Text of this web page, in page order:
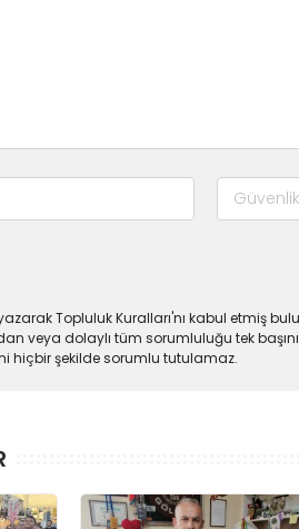
Topluluk Kuralları'nı kabul etmiş
veya dolaylı tüm sorumluluğu tek
hiçbir şekilde sorumlu tutulamaz.